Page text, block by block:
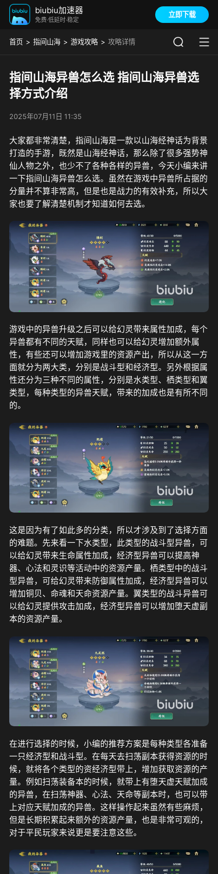
biubiu加速器
免费·低延时·稳定
立即下载
首页 指间山海 游戏攻略 攻略详情
指间山海异兽怎么选 指间山海异兽选
择方式介绍
2025年07月11日 11:35
大家都非常清楚，指间山海是一款以山海经神话为背景
打造的手游，既然是山海经神话，那么除了很多强势神
仙人物之外，也少不了各种各样的异兽，今天小编来讲
一下指间山海异兽怎么选。虽然在游戏中异兽所占据的
分量并不算非常高，但是也是战力的有效补充，所以大
家也要了解清楚机制才知道如何去选。
游戏中的异兽升级之后可以给幻灵带来属性加成，每个
异兽都有不同的天赋，同样也可以给幻灵增加额外属
性，有些还可以增加游戏里的资源产出，所以从这一方
面就分为两大类，分别是战斗型和经济型。另外根据属
性还分为三种不同的属性，分别是水类型、栖类型和翼
类型，每种类型的异兽天赋，带来的加成也是有所不同
的。
这是因为有了如此多的分类，所以才涉及到了选择方面
的难题。先来看一下水类型，此类型的战斗型异兽，可
以给幻灵带来生命属性加成，经济型异兽可以提高神
器、心法和灵识等活动中的资源产量。栖类型中的战斗
型异兽，可给幻灵带来防御属性加成，经济型异兽可以
增加铜贝、命魂和天命资源产量。翼类型的战斗异兽可
以给幻灵提供攻击加成，经济型异兽可以增加堕天虚副
本的资源产量。
在进行选择的时候，小编的推荐方案是每种类型各准备
一只经济型和战斗型。在每天去扫荡副本获得资源的时
候，就将各个类型的资经济型带上，增加获取资源的产
量。例如扫荡装备本的时候，就带上有堕天虚天赋加成
的异兽，在扫荡神器、心法、天命等副本时，也可以带
上对应天赋加成的异兽。这样操作起来虽然有些麻烦，
但是长期积累起来额外的资源产量，也是非常可观的，
对于平民玩家来说更是要注意这些。